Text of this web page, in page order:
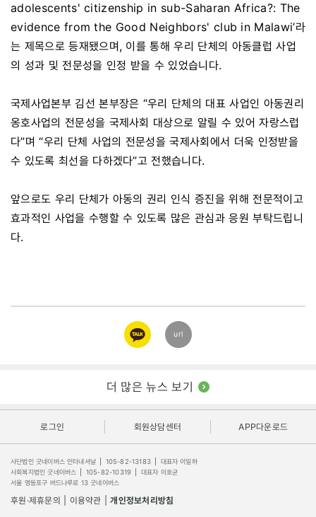
adolescents' citizenship in sub-Saharan Africa?: The
evidence from the Good Neighbors' club in Malawi’라
는 제목으로 등재됐으며, 이를 통해 우리 단체의 아동클럽 사업
의 성과 및 전문성을 인정 받을 수 있었습니다.
국제사업본부 김선 본부장은 “우리 단체의 대표 사업인 아동권리
옹호사업의 전문성을 국제사회 대상으로 알릴 수 있어 자랑스럽
다”며 “우리 단체 사업의 전문성을 국제사회에서 더욱 인정받을
수 있도록 최선을 다하겠다”고 전했습니다.
앞으로도 우리 단체가 아동의 권리 인식 증진을 위해 전문적이고
효과적인 사업을 수행할 수 있도록 많은 관심과 응원 부탁드립니
다.
카카오
링크
url
더 많은 뉴스 보기
로그인 회원상담센터 APP다운로드
사단법인 굿네이버스 인터내셔날 105-82-13183
대표자 이일하
사회복지법인 굿네이버스
105-82-10319
대표자 이호균
서울 영등포구 버드나루로 13 굿네이버스
후원·제휴문의 이용약관 개인정보처리방침